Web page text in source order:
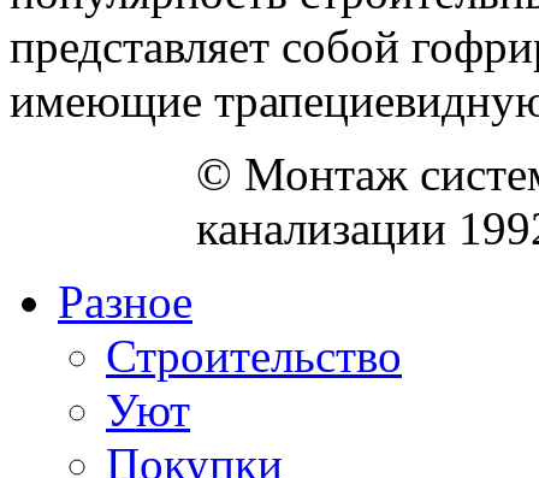
представляет собой
имеющие
© Монтаж
канализации
Разное
Строительство
Уют
Покупки